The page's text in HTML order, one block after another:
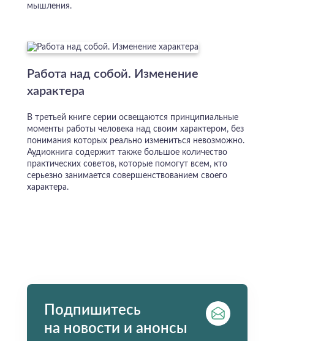
мышления.
Работа над собой. Изменение
характера
В третьей книге серии освещаются принципиальные
моменты работы человека над своим характером, без
понимания которых реально измениться невозможно.
Аудиокнига содержит также большое количество
практических советов, которые помогут всем, кто
серьезно занимается совершенствованием своего
характера.
Подпишитесь
на новости и анонсы